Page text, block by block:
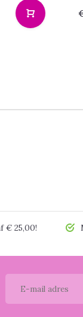
€ 25,00!